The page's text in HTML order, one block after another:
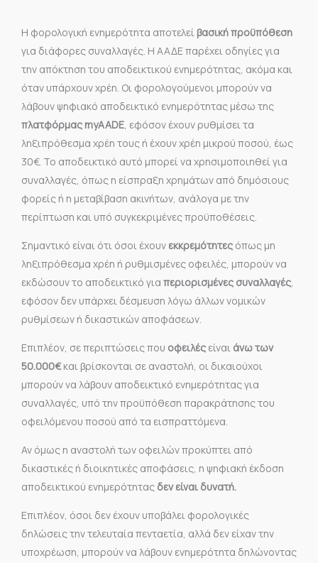
Η φορολογική ενημερότητα αποτελεί βασική προϋπόθεση
για διάφορες συναλλαγές. Η ΑΑΔΕ παρέχει οδηγίες για
την απόκτηση του αποδεικτικού ενημερότητας, ακόμα και
όταν υπάρχουν χρέη. Οι φορολογούμενοι μπορούν να
λάβουν ψηφιακό αποδεικτικό ενημερότητας μέσω της
πλατφόρμας myAADE, εφόσον έχουν ρυθμίσει τα
ληξιπρόθεσμα χρέη τους ή έχουν χρέη μικρού ποσού, έως
30€. Το αποδεικτικό αυτό μπορεί να χρησιμοποιηθεί για
συναλλαγές, όπως η είσπραξη χρημάτων από δημόσιους
φορείς ή η μεταβίβαση ακινήτων, ανάλογα με την
περίπτωση και υπό συγκεκριμένες προϋποθέσεις.
Σημαντικό είναι ότι όσοι έχουν εκκρεμότητες όπως μη
ληξιπρόθεσμα χρέη ή ρυθμισμένες οφειλές, μπορούν να
εκδώσουν το αποδεικτικό για περιορισμένες συναλλαγές,
εφόσον δεν υπάρχει δέσμευση λόγω άλλων νομικών
ρυθμίσεων ή δικαστικών αποφάσεων.
Επιπλέον, σε περιπτώσεις που οφειλές είναι άνω των
50.000€και βρίσκονται σε αναστολή, οι δικαιούχοι
μπορούν να λάβουν αποδεικτικό ενημερότητας για
συναλλαγές, υπό την προϋπόθεση παρακράτησης του
οφειλόμενου ποσού από τα εισπραττόμενα.
Αν όμως η αναστολή των οφειλών προκύπτει από
δικαστικές ή διοικητικές αποφάσεις, η ψηφιακή έκδοση
αποδεικτικού ενημερότητας δεν είναι δυνατή.
Επιπλέον, όσοι δεν έχουν υποβάλει φορολογικές
δηλώσεις την τελευταία πενταετία, αλλά δεν είχαν την
υποχρέωση, μπορούν να λάβουν ενημερότητα δηλώνοντας